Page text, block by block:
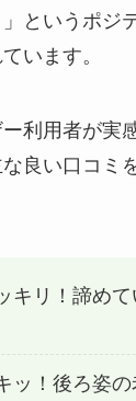
というポジ
います。
利用者が実
良い口コミ
キリ！諦め
ッ！後ろ姿